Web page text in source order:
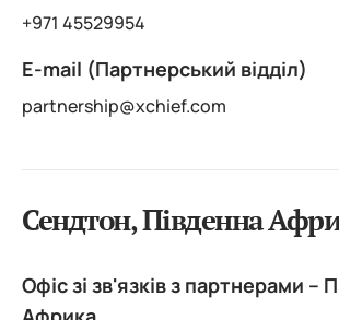
+971 45529954
E-mail (Партнерський відділ)
partnership@xchief.com
Сендтон, Південна
Офіс зі зв'язків з партнерами –